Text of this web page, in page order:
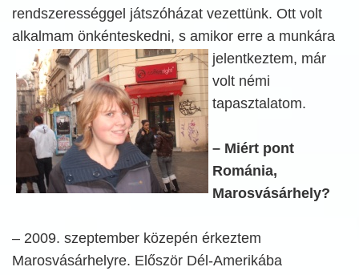
rendszerességgel játszóházat vezettünk. Ott volt
alkalmam önkénteskedni, s amikor erre a munkára
jelentkeztem, már
volt némi
tapasztalatom.
– Miért pont
Románia,
Marosvásárhely?
– 2009. szeptember közepén érkeztem
Marosvásárhelyre. Először Dél-Amerikába